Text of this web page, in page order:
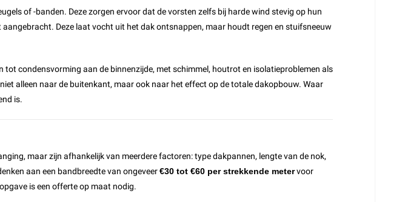
of -banden. Deze zorgen ervoor dat de vorsten zelfs bij harde wind stevig op hun
Deze laat vocht uit het dak ontsnappen, maar houdt regen en stuifsneeuw
condensvorming aan de binnenzijde, met schimmel, houtrot en isolatieproblemen als
alleen naar de buitenkant, maar ook naar het effect op de totale dakopbouw. Waar
is.
maar zijn afhankelijk van meerdere factoren: type dakpannen, lengte van de nok,
aan een bandbreedte van ongeveer€30 tot €60 per strekkende metervoor
is een offerte op maat nodig.